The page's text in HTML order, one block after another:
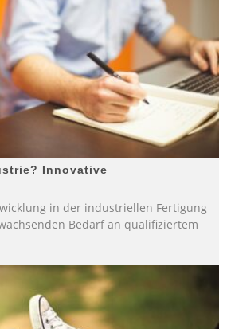
Innovative
in der industriellen Fertigung
Bedarf an qualifiziertem